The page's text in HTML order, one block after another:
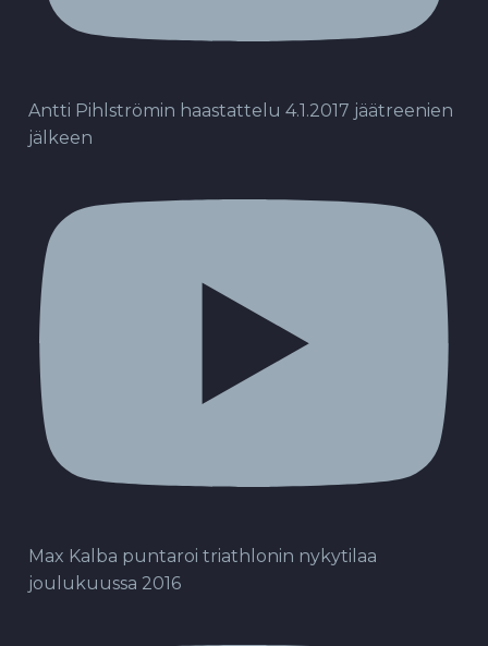
Antti Pihlströmin haastattelu 4.1.2017 jäätreenien
jälkeen
Max Kalba puntaroi triathlonin nykytilaa
joulukuussa 2016